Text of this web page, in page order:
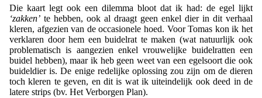
Die kaart legt ook een dilemma bloot dat ik had: de egel lijkt
‘zakken’ te hebben, ook al draagt geen enkel dier in dit verhaal
kleren, afgezien van de occasionele hoed. Voor Tomas kon ik het
verklaren door hem een buidelrat te maken (wat natuurlijk ook
problematisch is aangezien enkel vrouwelijke buidelratten een
buidel hebben), maar ik heb geen weet van een egelsoort die ook
buideldier is. De enige redelijke oplossing zou zijn om de dieren
toch kleren te geven, en dit is wat ik uiteindelijk ook deed in de
latere strips (bv. Het Verborgen Plan).